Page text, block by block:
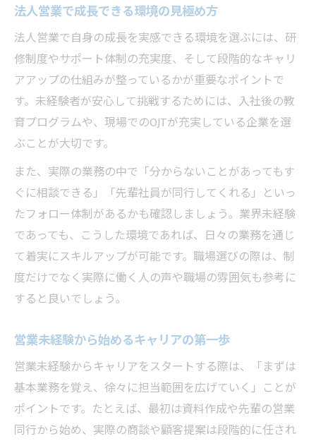
OA機器営業で無理なく成長する方法を探る
OA機器営業で無理なく成長する秘訣とは
営業未経験者が安心して学べる環境の特徴
OA機器営業でキャリアを積むメリット解説
営業の現場で実践できる成長ステップ例
未経験から始めるOA機器営業の魅力まとめ
働きやすい法人営業職で見つける新しいキャリ
ア
営業で働きやすい職場を選ぶポイント解説
未経験から法人営業で新しいキャリア発見
営業の働きやすさとキャリアアップの関係
法人営業で長く続けられる理由を探る
営業職で理想のキャリアパスを描く方法
法人営業で成長できる環境の見極め方
法人営業で自身の成長を実感できる環境を選ぶには、研
修制度やサポート体制の充実度、そして段階的なキャリ
アアップの仕組みが整っているかが重要なポイントで
す。未経験者が安心して挑戦するためには、入社後の教
育プログラムや、現場でのOJTが充実している企業を選
ぶことが大切です。
また、実際の業務の中で「分からないことがあってもす
ぐに相談できる」「先輩社員が同行してくれる」といっ
たフォロー体制があるかも確認しましょう。業界未経験
であっても、こうした環境であれば、日々の業務を通じ
て着実にスキルアップが可能です。職場選びの際は、制
度だけでなく実際に働く人の声や職場の雰囲気も参考に
すると良いでしょう。
営業未経験から始めるキャリアの第一歩
営業未経験からキャリアをスタートする際は、「まずは
基本業務を覚え、徐々に担当範囲を広げていく」ことが
ポイントです。たとえば、最初は資料作成や先輩の営業
同行から始め、実際の商談や顧客提案は段階的に任され